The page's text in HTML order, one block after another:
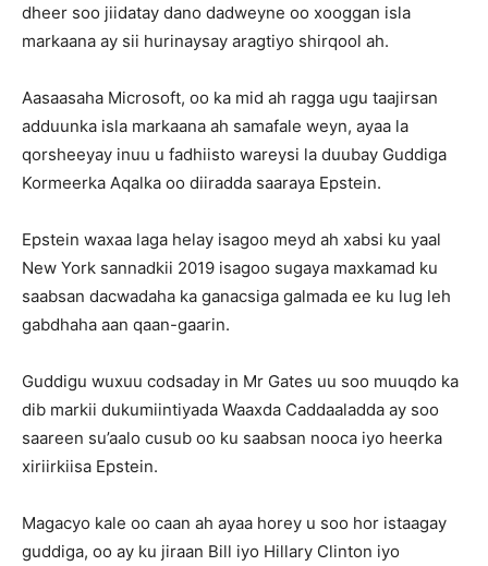
dheer soo jiidatay dano dadweyne oo xooggan isla
markaana ay sii hurinaysay aragtiyo shirqool ah.
Aasaasaha Microsoft, oo ka mid ah ragga ugu taajirsan
adduunka isla markaana ah samafale weyn, ayaa la
qorsheeyay inuu u fadhiisto wareysi la duubay Guddiga
Kormeerka Aqalka oo diiradda saaraya Epstein.
Epstein waxaa laga helay isagoo meyd ah xabsi ku yaal
New York sannadkii 2019 isagoo sugaya maxkamad ku
saabsan dacwadaha ka ganacsiga galmada ee ku lug leh
gabdhaha aan qaan-gaarin.
Guddigu wuxuu codsaday in Mr Gates uu soo muuqdo ka
dib markii dukumiintiyada Waaxda Caddaaladda ay soo
saareen su’aalo cusub oo ku saabsan nooca iyo heerka
xiriirkiisa Epstein.
Magacyo kale oo caan ah ayaa horey u soo hor istaagay
guddiga, oo ay ku jiraan Bill iyo Hillary Clinton iyo